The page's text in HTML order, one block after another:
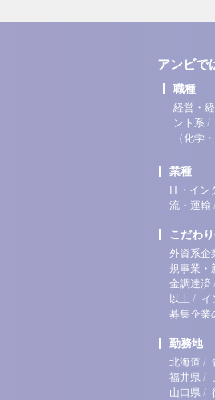
アンビで
職種
経営・
ント系 /
（化学
業種
IT・イン
流・運輸
こだわ
外資系企
規事業・
金調達済
以上 / イ
募集企業
勤務地
北海道 /
福井県 /
山口県 /